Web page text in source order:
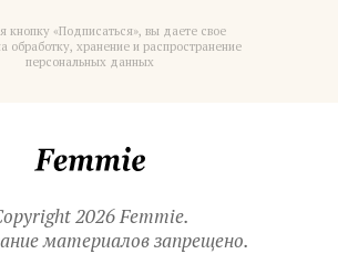
кнопку «Подписаться», вы даете свое
обработку, хранение и распространение
персональных данных
2026 Femmie.
материалов запрещено.